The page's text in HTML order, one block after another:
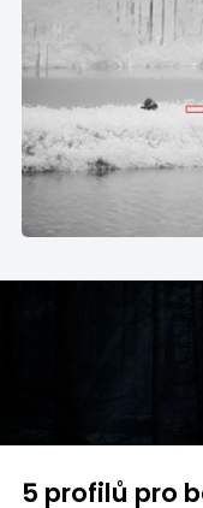
5 profilů pro